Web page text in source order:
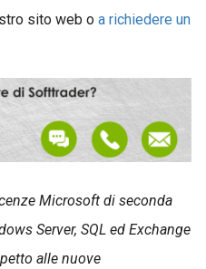
sito web o a richiedere un
Microsoft di seconda
Server, SQL ed Exchange
alle nuove